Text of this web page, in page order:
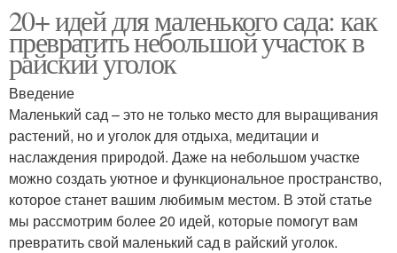
Озеленение в
маленьком саду
20+ идей для маленького сада: как
превратить небольшой участок в
райский уголок
Введение
Маленький сад – это не только место для выращивания
растений, но и уголок для отдыха, медитации и
наслаждения природой. Даже на небольшом участке
можно создать уютное и функциональное пространство,
которое станет вашим любимым местом. В этой статье
мы рассмотрим более 20 идей, которые помогут вам
превратить свой маленький сад в райский уголок.